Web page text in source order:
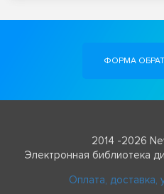
ФОРМА
2014 -2026
Электронная библиотека
Оплата, доставка,